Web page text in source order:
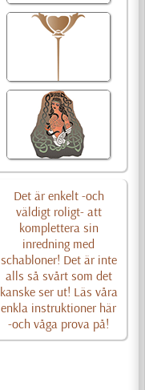
Det är enkelt -och
väldigt roligt- att
komplettera sin
inredning med
schabloner! Det är inte
alls så svårt som det
kanske ser ut! Läs våra
enkla instruktioner här
-och våga prova på!